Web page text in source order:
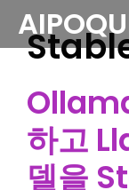
Skip
content
하고
델을